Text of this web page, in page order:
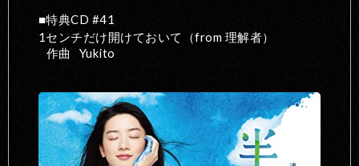
特典CD #41
1センチだけ開けておいて（from 理解者）
作曲
Yukito